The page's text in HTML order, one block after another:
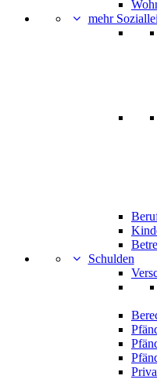
mehr
Schulden